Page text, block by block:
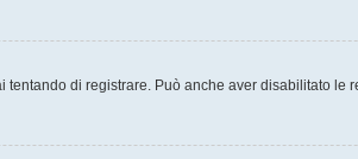
di registrare. Può anche aver disabilitato